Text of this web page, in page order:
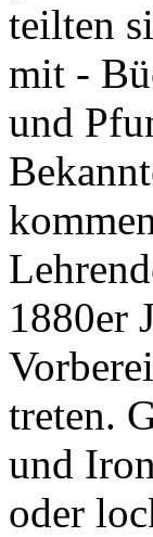
teilten
mit -
und
1880er
treten.
und
oder